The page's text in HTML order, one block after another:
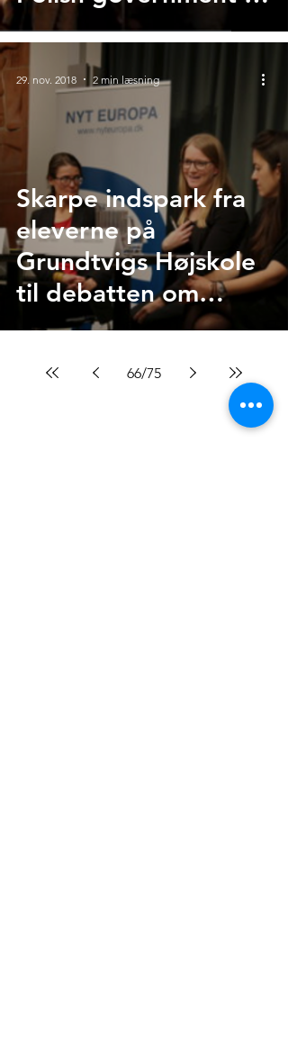
doing what it does"
Skarpe indspark fra
eleverne på
Grundtvigs Højskole
til debatten om
menneskerettigheder
29. nov. 2018 2 min læsning
66/75